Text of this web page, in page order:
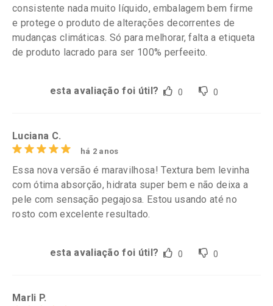
consistente nada muito líquido, embalagem bem firme
e protege o produto de alterações decorrentes de
mudanças climáticas. Só para melhorar, falta a etiqueta
de produto lacrado para ser 100% perfeeito.
esta avaliação foi útil? 0 0
Luciana C.
há 2 anos
Essa nova versão é maravilhosa! Textura bem levinha
com ótima absorção, hidrata super bem e não deixa a
pele com sensação pegajosa. Estou usando até no
rosto com excelente resultado.
esta avaliação foi útil? 0 0
Marli P.